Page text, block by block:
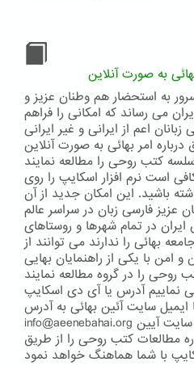
به صورت آنلاین
به استحضار هم وطنان عزیز و
می رساند که امکانی را فراهم
اعم از ایرانی و غیر ایرانی
درباره امر بهائی به صورت آنلاین
است نرم افزار اسکایپ را روی
باشید. این امکان جدید از آن
فارسی زبان در سراسر عالم
در تمام شهرها و روستاهای
بهائی را ندارند می توانند از
امن با یکی از راهنمایان بهایی
نماییم آدرس یا آی دی اسکایپ
ایمیل سایت آئین بهائی به آدرس
info@aeenebahai.org در اختیار ما قرار دهند. سایت آیین
مطالعات کتب روحی را از طریق